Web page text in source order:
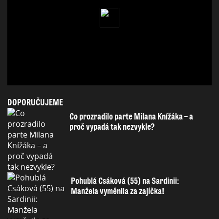
DOPORUČUJEME
Co prozradilo parte Milana Knížáka – a
proč vypadá tak nezvykle?
Pohublá Csáková (55) na Sardinii:
Manžela vyměnila za zajíčka!